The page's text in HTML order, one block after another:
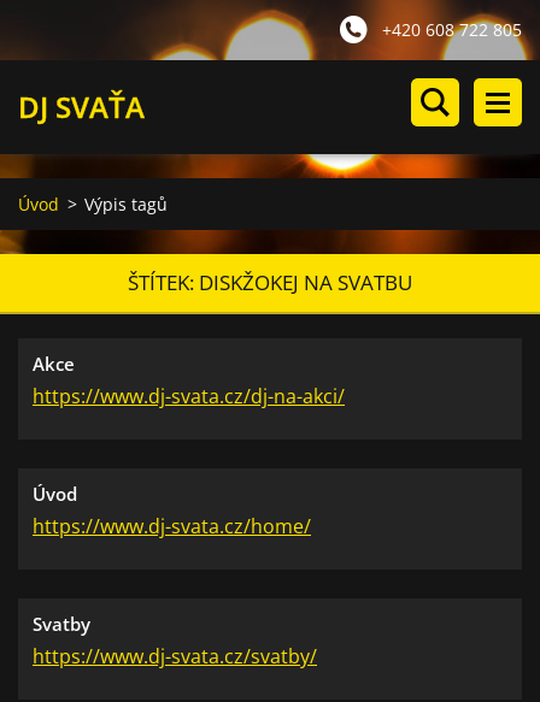
+420 608 722 805
DJ SVAŤA
Úvod > Výpis tagů
ŠTÍTEK: DISKŽOKEJ NA SVATBU
Akce
https://www.dj-svata.cz/dj-na-akci/
Úvod
https://www.dj-svata.cz/home/
Svatby
https://www.dj-svata.cz/svatby/